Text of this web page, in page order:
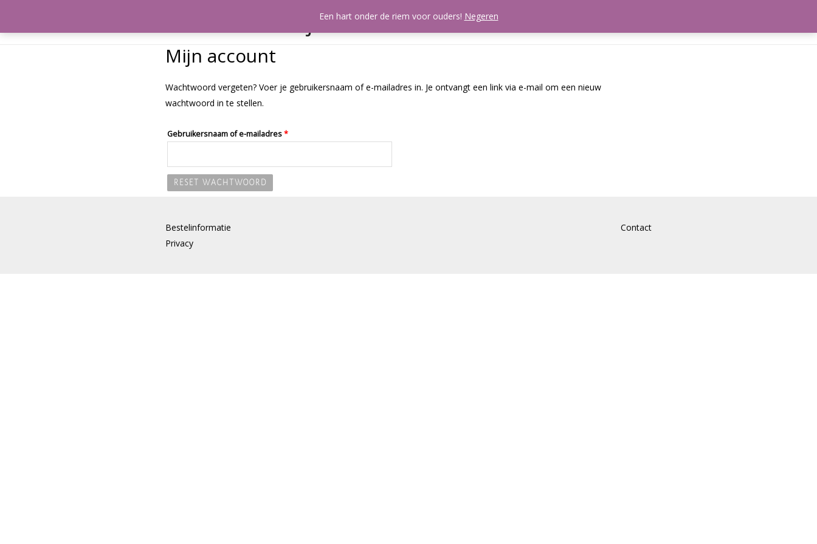
Een hart onder de riem voor ouders! Negeren
Meeleefkaartjes Mijn account
Mijn account
Wachtwoord vergeten? Voer je gebruikersnaam of e-mailadres in. Je ontvangt een link via e-mail om een nieuw
wachtwoord in te stellen.
Gebruikersnaam of e-mailadres*Vereist
RESET WACHTWOORD
Bestelinformatie
Privacy
Contact